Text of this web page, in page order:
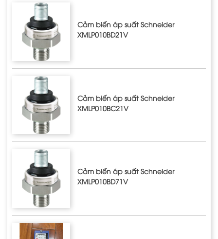
Cảm biến áp suất Schneider
XMLP010BD21V
Cảm biến áp suất Schneider
XMLP010BC21V
Cảm biến áp suất Schneider
XMLP010BD71V